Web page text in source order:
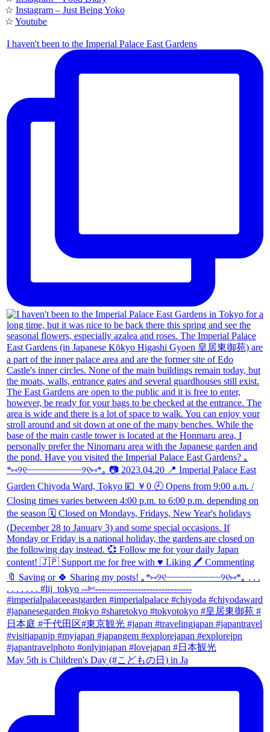
☆ Instagram – Just Being Yoko
☆ Youtube
I haven't been to the Imperial Palace East Gardens
May 5th is Children's Day (#こどもの日) in Ja